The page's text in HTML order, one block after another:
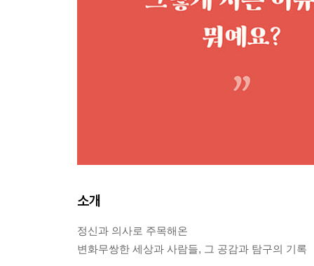
소개
정신과 의사로 주목해온
변화무쌍한 세상과 사람들, 그 공감과 탐구의 기록